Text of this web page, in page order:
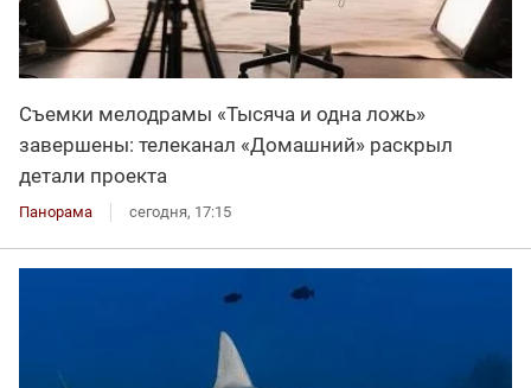
Съемки мелодрамы «Тысяча и одна ложь»
завершены: телеканал «Домашний» раскрыл
детали проекта
Панорама сегодня, 17:15